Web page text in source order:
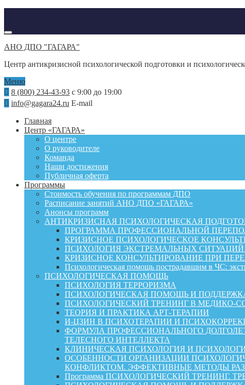
АНО ДПО "ГАГАРА"
Центр антикризисной психологической подготовки и
Меню
8 (800) 234-43-93 с 9:00 до 19:00
info@gagara24.ru E-mail
Главная
Центр «ГАГАРА»
О центре
О руководителе
Команда
Наши достижения
Публичная оферта
Программы
Стоимость обучения по программам ДПО
Расписание занятий АНО ДПО «ГАГАРА»
Анонсы программ
АНТИКРИЗИСНАЯ ПСИХОЛОГИЧЕСКАЯ
ПРОГРАММА ПРОФЕССИОНАЛЬНОЙ
КРИЗИСНОЕ ПСИХОЛОГИЧЕСКОЕ
ПСИХОЛОГИЯ ЭКСТРЕМАЛЬНЫХ
КРИЗИСНОЕ КОНСУЛЬТИРОВАНИЕ ПРИ
Психологическая помощь пострадавшим в ЧС:
ПСИХОЛОГИЧЕСКАЯ ПОМОЩЬ
ПСИХОЛОГИЯ ТЕРРОРИЗМА
ПСИХОЛОГИЧЕСКАЯ ПОМОЩЬ И ПОДДЕРЖКА
ПСИХОЛОГИЧЕСКИЙ ТРЕНИНГ В МЕДИКО-
ТЕОРИЯ И ПРАКТИКА АРТ-ТЕРАПИИ
И-ЦЗИН В ПСИХОТЕРАПИИ И
ФОРМУЛА ПРОФЕССИОНАЛЬНОГО
ТЕЛЕСНОГО ИНТЕЛЛЕКТА
КЛИНИЧЕСКАЯ ПСИХОЛОГИЯ И
ОСОБЕННОСТИ ОРГАНИЗАЦИИ
КОНФЛИКТОМ. ЭФФЕКТИВНЫЕ МЕТОДЫ
Программа ПСИХОЛОГИЧЕСКИЙ ТРЕНИНГ.